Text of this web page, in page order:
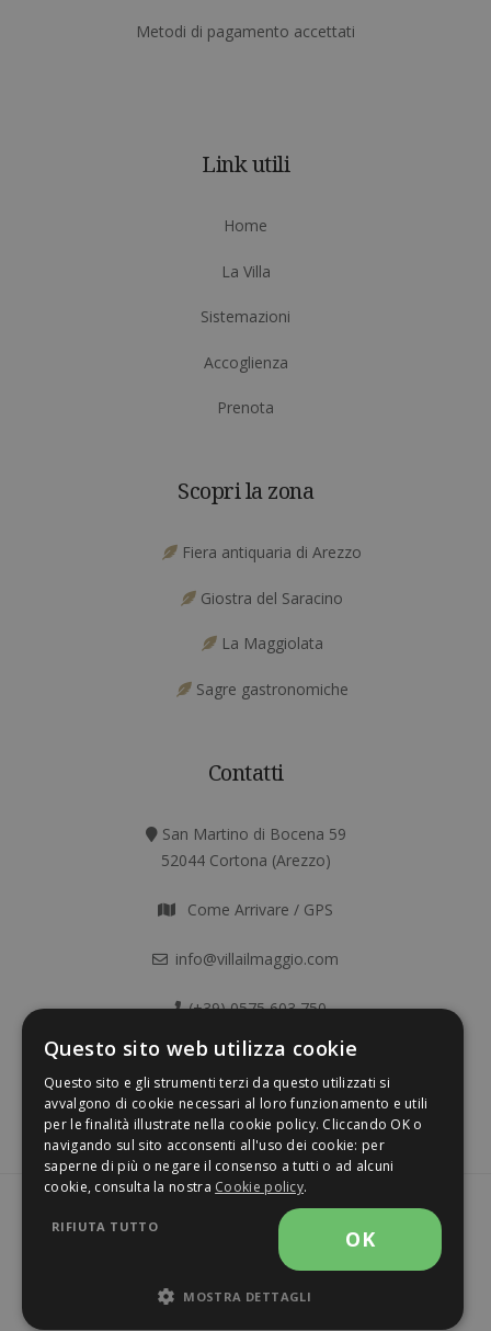
Metodi di pagamento accettati
Link utili
Home
La Villa
Sistemazioni
Accoglienza
Prenota
Scopri la zona
Fiera antiquaria di Arezzo
Giostra del Saracino
La Maggiolata
Sagre gastronomiche
Contatti
San Martino di Bocena 59
52044 Cortona (Arezzo)
Come Arrivare / GPS
info@villailmaggio.com
(+39) 0575 603 750
Design & Copyright © Digital Lab - Studio Tecnico IT
Privacy policy
P.iva 01995800511
CIN IT051017B444LSSXOR
Questo sito web utilizza cookie
Questo sito e gli strumenti terzi da questo utilizzati si
avvalgono di cookie necessari al loro funzionamento e utili
per le finalità illustrate nella cookie policy. Cliccando OK o
navigando sul sito acconsenti all'uso dei cookie: per
saperne di più o negare il consenso a tutti o ad alcuni
cookie, consulta la nostra Cookie policy.
OK
RIFIUTA TUTTO
MOSTRA DETTAGLI